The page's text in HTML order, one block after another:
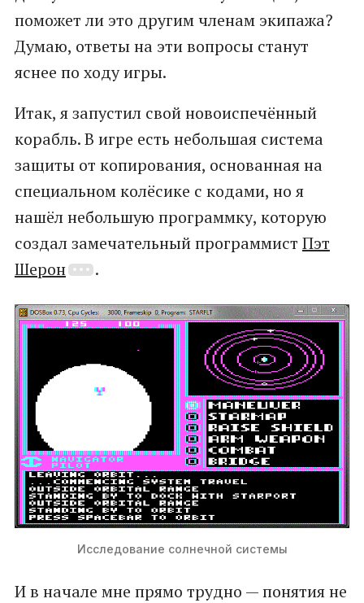
поможет ли это другим членам экипажа?
Думаю, ответы на эти вопросы станут
яснее по ходу игры.
Итак, я запустил свой новоиспечённый
корабль. В игре есть небольшая система
защиты от копирования, основанная на
специальном колёсике с кодами, но я
нашёл небольшую программку, которую
создал замечательный программист Пэт
Шерон
.
Исследование солнечной системы
И в начале мне прямо трудно — понятия не